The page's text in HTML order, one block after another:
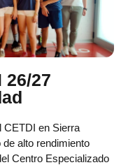
26/27
CETDI en Sierra
alto rendimiento
Centro Especializado